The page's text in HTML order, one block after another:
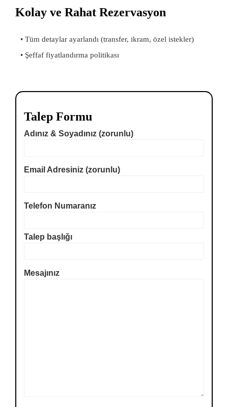
Kolay ve Rahat Rezervasyon
• Tüm detaylar ayarlandı (transfer, ikram, özel istekler)
• Şeffaf fiyatlandırma politikası
Talep Formu
Adınız & Soyadınız (zorunlu)
Email Adresiniz (zorunlu)
Telefon Numaranız
Talep başlığı
Mesajınız